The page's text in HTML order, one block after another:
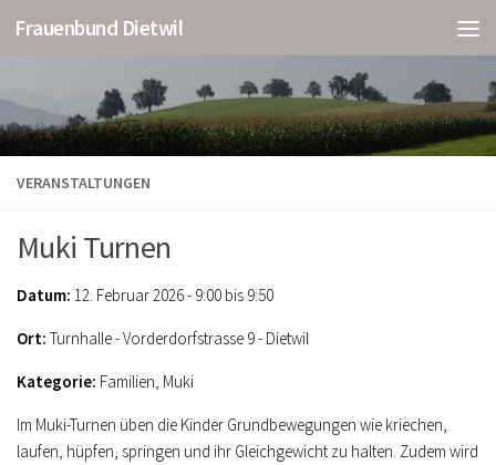
Frauenbund Dietwil
VERANSTALTUNGEN
Muki Turnen
Datum: 12. Februar 2026 - 9:00 bis 9:50
Ort: Turnhalle - Vorderdorfstrasse 9 - Dietwil
Kategorie: Familien, Muki
Im Muki-Turnen üben die Kinder Grundbewegungen wie kriechen,
laufen, hüpfen, springen und ihr Gleichgewicht zu halten. Zudem wird